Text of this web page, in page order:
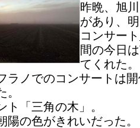
昨晩、旭
があり、
コンサート
間の今日
てくれた。
ラノでのコンサートは
ト「三角の木」。
陽の色がきれいだった。